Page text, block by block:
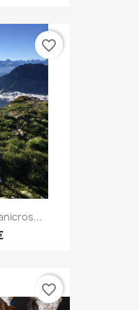
favorite_border
favorite_border